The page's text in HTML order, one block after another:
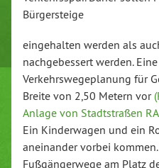
Bürgersteige
eingehalten werden als
nachgebessert werden.
Verkehrswegeplanung für
Breite von 2,50 Metern vor
Anlage von Stadtstraßen
Ein Kinderwagen und ein
aneinander vorbei
Fußgängerwege am Platz